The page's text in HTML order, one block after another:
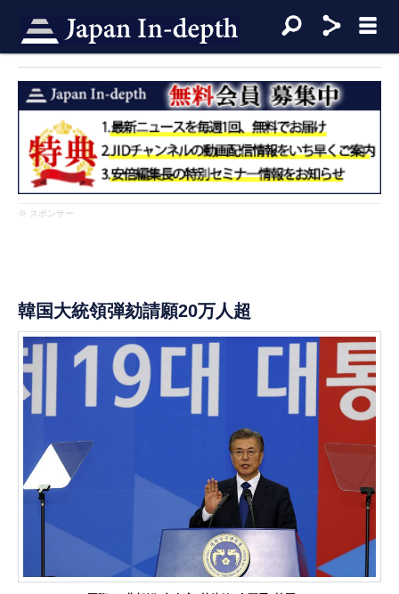
※ スポンサー
韓国大統領弾劾請願20万人超